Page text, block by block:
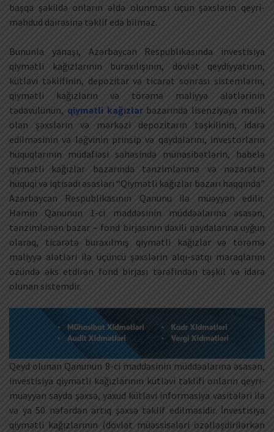
başqa şəkildə onların əldə olunması üçün şəxslərin qeyri-
məhdud dairəsinə təklif edə bilməz.
Bununla yanaşı, Azərbaycan Respublikasında investisiya
qiymətli kağızlarının buraxılışının, dövlət qeydiyyatının,
kütləvi təklifinin, depozitar və ticarət sonrası sistemlərin,
qiymətli kağızların və törəmə maliyyə alətlərinin
tədavülünün, qiymətli kağızlar bazarında lisenziyaya malik
olan şəxslərin və mərkəzi depozitarın təşkilinin, idarə
edilməsinin və ləğvinin prinsip və qaydalarını, investorların
hüquqlarının müdafiəsi sahəsində münasibətlərin, habelə
qiymətli kağızlar bazarında tənzimlənmə və nəzarətin
hüquqi və iqtisadi əsasları “Qiymətli kağızlar bazarı haqqında”
Azərbaycan Respublikasının Qanunu ilə müəyyən edilir.
Həmin Qanunun 1-ci maddəsinin müddəalarına əsasən,
tənzimlənən bazar – fond birjasının daxili qaydalarına uyğun
olaraq, ticarətə buraxılmış qiymətli kağızlar və törəmə
maliyyə alətləri ilə üçüncü şəxslərin alqı-satqı maraqlarını
özündə əks etdirən fond birjası tərəfindən təşkil və idarə
olunan sistemdir.
Qeyd olunan Qanunun 8-ci maddəsinin müddəalarına əsasən,
investisiya qiymətli kağızlarının kütləvi təklifi onların qeyri-
müəyyən sayda şəxsə, yaxud kütləvi informasiya vasitələri ilə
və ya 50 nəfərdən artıq şəxsə təklif edilməsidir. İnvestisiya
qiymətli kağızlarının (dövlət müəssisələri özəlləşdirilərkən